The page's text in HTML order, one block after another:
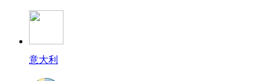
意大利